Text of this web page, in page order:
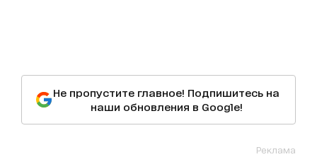
Не пропустите главное! Подпишитесь на
наши обновления в Google!
Реклама